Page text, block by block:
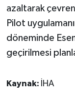
azaltarak
Pilot
döneminde
geçirilmesi
Kaynak: İHA